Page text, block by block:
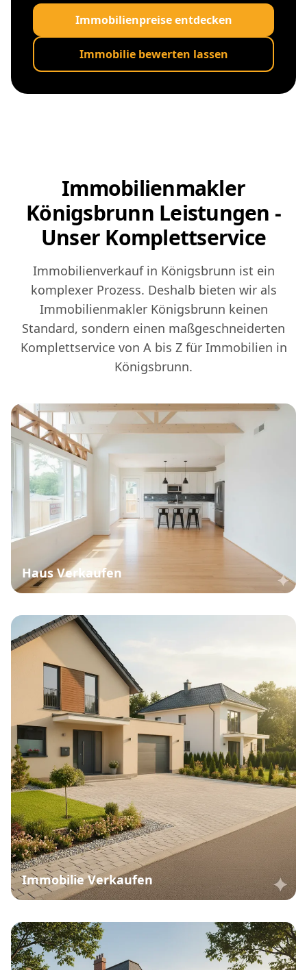
Immobilienpreise entdecken
Immobilie bewerten lassen
Immobilienmakler
Königsbrunn Leistungen -
Unser Komplettservice
Immobilienverkauf in Königsbrunn ist ein
komplexer Prozess. Deshalb bieten wir als
Immobilienmakler Königsbrunn keinen
Standard, sondern einen maßgeschneiderten
Komplettservice von A bis Z für Immobilien in
Königsbrunn.
Haus Verkaufen
Immobilie Verkaufen